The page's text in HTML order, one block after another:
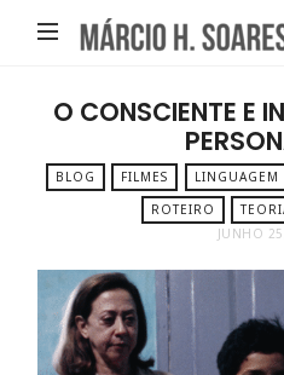
O CONSCIENTE E
BLOG FILMES
ROTEIRO
JUNHO